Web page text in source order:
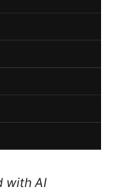
with AI